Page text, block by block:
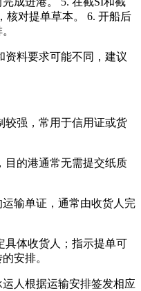
核对提单草本。 6. 开船后
资料要求可能不同，建议
较强，常用于信用证或货
目的港通常无需提交纸质
运输单证，通常由收货人完
具体收货人；指示提单可
安排。
人根据运输安排签发相应